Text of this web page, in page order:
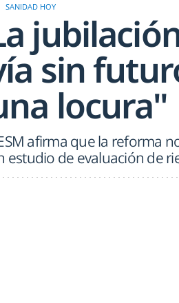
SANIDAD HOY
sin
locura"
afirma que la reforma
estudio de evaluación de